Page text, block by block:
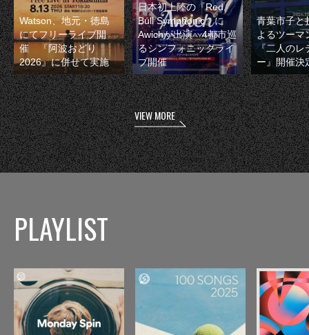
Watson、地元・徳島
にてフリーライブ開
催 『阿波おどり
2026』に併せて実施
日本初上陸の『Red
Bull Symphonic』に
Awichが出演 4都市巡
るシンフォニックライ
ブ開催
青葉市子と
よるツーマ
『二人のレ
ー』開催決
VIEW MORE
PLAYLIST